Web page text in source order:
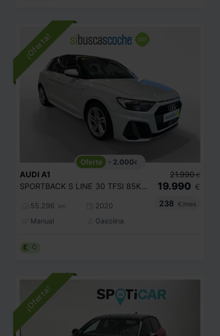
- 2.000€
AUDI A1
SPORTBACK S LINE 30 TFSI 85KW (116CV)
55.296 km
2020
Manual
Gasolina
21.990 €
19.990 €
238
€/mes
C